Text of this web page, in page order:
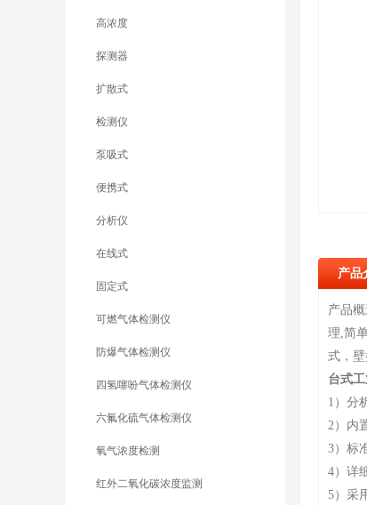
高浓度
探测器
扩散式
检测仪
泵吸式
便携式
分析仪
在线式
固定式
可燃气体检测仪
防爆气体检测仪
四氢噻吩气体检测仪
六氟化硫气体检测仪
氧气浓度检测
红外二氧化碳浓度监测
产品
产品
理,简
式，
台式
1）分
2）内
3）标
4）详
5）采